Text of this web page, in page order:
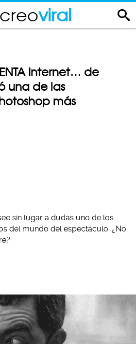
viral
Internet… de
una de las
más
sin lugar a dudas uno de los
del mundo del espectáculo. ¿No